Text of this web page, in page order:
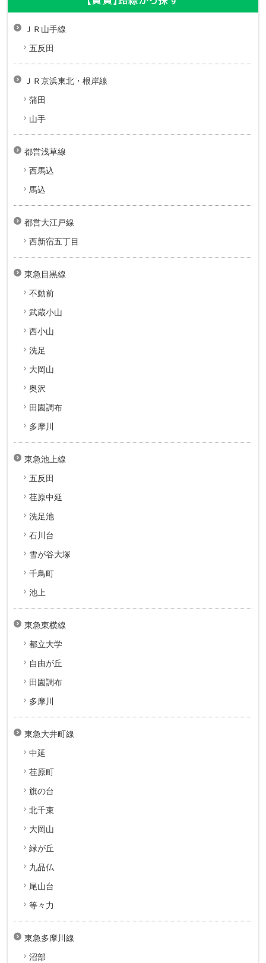
ＪＲ山手線
五反田
ＪＲ京浜東北・根岸線
蒲田
山手
都営浅草線
西馬込
馬込
都営大江戸線
西新宿五丁目
東急目黒線
不動前
武蔵小山
西小山
洗足
大岡山
奥沢
田園調布
多摩川
東急池上線
五反田
荏原中延
洗足池
石川台
雪が谷大塚
千鳥町
池上
東急東横線
都立大学
自由が丘
田園調布
多摩川
東急大井町線
中延
荏原町
旗の台
北千束
大岡山
緑が丘
九品仏
尾山台
等々力
東急多摩川線
沼部